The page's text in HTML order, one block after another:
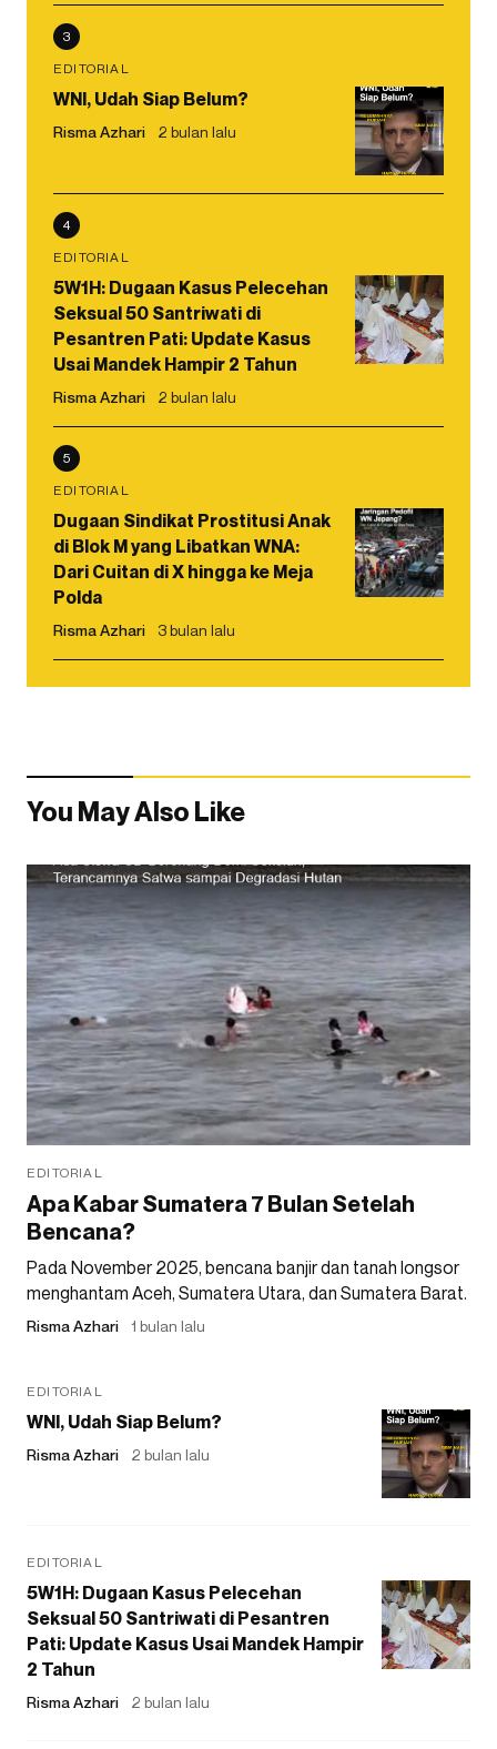
3
EDITORIAL
WNI, Udah Siap Belum?
Risma Azhari 2 bulan lalu
4
EDITORIAL
5W1H: Dugaan Kasus Pelecehan
Seksual 50 Santriwati di
Pesantren Pati: Update Kasus
Usai Mandek Hampir 2 Tahun
Risma Azhari 2 bulan lalu
5
EDITORIAL
Dugaan Sindikat Prostitusi Anak
di Blok M yang Libatkan WNA:
Dari Cuitan di X hingga ke Meja
Polda
Risma Azhari 3 bulan lalu
You May Also Like
EDITORIAL
Apa Kabar Sumatera 7 Bulan Setelah
Bencana?
Pada November 2025, bencana banjir dan tanah longsor
menghantam Aceh, Sumatera Utara, dan Sumatera Barat.
Risma Azhari 1 bulan lalu
EDITORIAL
WNI, Udah Siap Belum?
Risma Azhari 2 bulan lalu
EDITORIAL
5W1H: Dugaan Kasus Pelecehan
Seksual 50 Santriwati di Pesantren
Pati: Update Kasus Usai Mandek Hampir
2 Tahun
Risma Azhari 2 bulan lalu